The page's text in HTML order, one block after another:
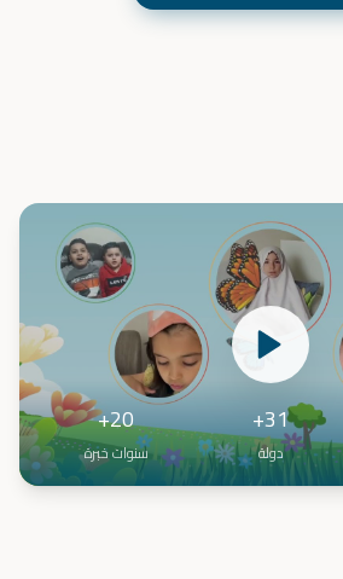
31+
دولة
20+
سنوات خبرة